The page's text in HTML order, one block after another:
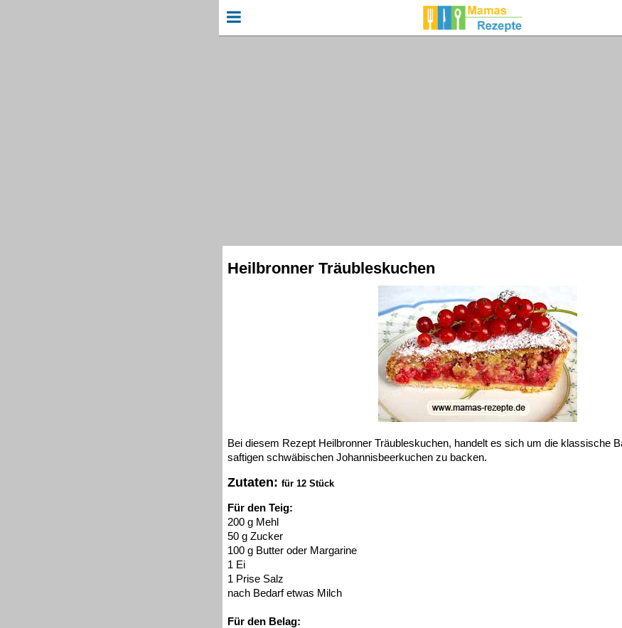
Heilbronner Träubleskuchen
Bei diesem Rezept Heilbronner Träubleskuchen, handelt es sich um die klassische
saftigen schwäbischen Johannisbeerkuchen zu backen.
Zutaten: für 12 Stück
Für den Teig:
200 g Mehl
50 g Zucker
100 g Butter oder Margarine
1 Ei
1 Prise Salz
nach Bedarf etwas Milch
Für den Belag: